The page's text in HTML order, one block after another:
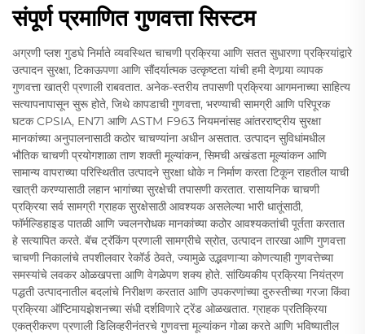
संपूर्ण प्रमाणित गुणवत्ता सिस्टम
अग्रणी प्लश गुडघे निर्माते व्यवस्थित चाचणी प्रक्रिया आणि सतत सुधारणा प्रक्रियांद्वारे
उत्पादन सुरक्षा, टिकाऊपणा आणि सौंदर्यात्मक उत्कृष्टता यांची हमी देणार्‍या व्यापक
गुणवत्ता खात्री प्रणाली राबवतात. अनेक-स्तरीय तपासणी प्रक्रिया आगमनाच्या साहित्य
सत्यापनापासून सुरू होते, जिथे कापडाची गुणवत्ता, भरण्याची सामग्री आणि परिपूरक
घटक CPSIA, EN71 आणि ASTM F963 नियमनांसह आंतरराष्ट्रीय सुरक्षा
मानकांच्या अनुपालनासाठी कठोर चाचण्यांना अधीन असतात. उत्पादन सुविधांमधील
भौतिक चाचणी प्रयोगशाळा ताण शक्ती मूल्यांकन, सिमची अखंडता मूल्यांकन आणि
सामान्य वापराच्या परिस्थितीत उत्पादने सुरक्षा धोके न निर्माण करता टिकून राहतील याची
खात्री करण्यासाठी लहान भागांच्या सुरक्षेची तपासणी करतात. रासायनिक चाचणी
प्रक्रिया सर्व सामग्री ग्राहक सुरक्षेसाठी आवश्यक असलेल्या भारी धातूंसाठी,
फॉर्मल्डिहाइड पातळी आणि ज्वलनरोधक मानकांच्या कठोर आवश्यकतांची पूर्तता करतात
हे सत्यापित करते. बॅच ट्रॅकिंग प्रणाली सामग्रीचे स्रोत, उत्पादन तारखा आणि गुणवत्ता
चाचणी निकालांचे तपशीलवार रेकॉर्ड ठेवते, ज्यामुळे उद्भवणाऱ्या कोणत्याही गुणवत्तेच्या
समस्यांचे लवकर ओळखपत्ता आणि वेगळेपण शक्य होते. सांख्यिकीय प्रक्रिया नियंत्रण
पद्धती उत्पादनातील बदलांचे निरीक्षण करतात आणि उपकरणांच्या दुरुस्तीच्या गरजा किंवा
प्रक्रिया ऑप्टिमायझेशनच्या संधी दर्शविणारे ट्रेंड ओळखतात. ग्राहक प्रतिक्रिया
एकत्रीकरण प्रणाली डिलिव्हरीनंतरचे गुणवत्ता मूल्यांकन गोळा करते आणि भविष्यातील